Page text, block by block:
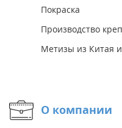
Покраска
Производство
Метизы из Китая
О компании